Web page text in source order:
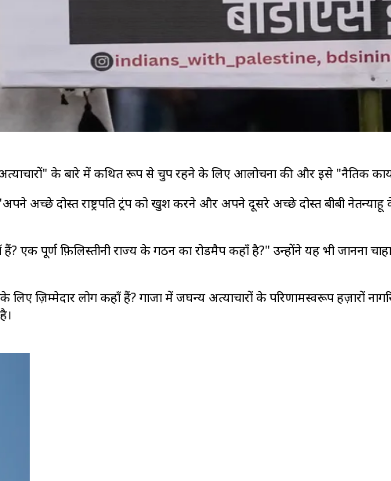
अत्याचारों" के बारे में कथित रूप से चुप रहने के लिए आलोचना की और इसे "नैतिक
अच्छे दोस्त राष्ट्रपति ट्रंप को खुश करने और अपने दूसरे अच्छे दोस्त बीबी नेतन्याहू के
हैं? एक पूर्ण फ़िलिस्तीनी राज्य के गठन का रोडमैप कहाँ है?" उन्होंने यह भी
ज़िम्मेदार लोग कहाँ हैं? गाजा में जघन्य अत्याचारों के परिणामस्वरूप हज़ारों